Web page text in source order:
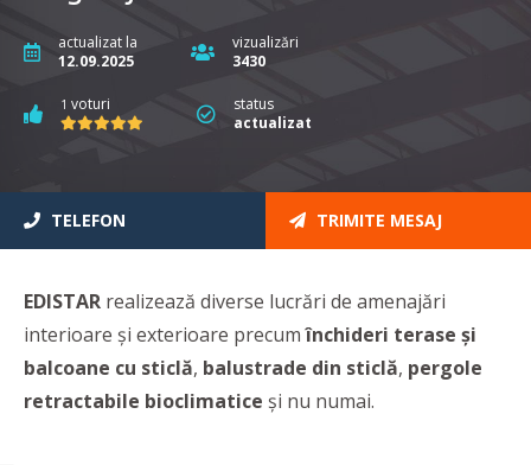
actualizat la
12.09.2025
vizualizări
3430
1 voturi
status
actualizat
TELEFON TRIMITE MESAJ
EDISTAR realizează diverse lucrări de amenajări
interioare şi exterioare precumînchideri terase şi
balcoane cu sticlă, balustrade din sticlă, pergole
retractabile bioclimatice şi nu numai.